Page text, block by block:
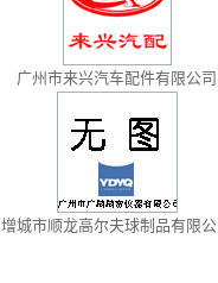
广州市来兴汽车配件有限公司
增城市顺龙高尔夫球制品有限